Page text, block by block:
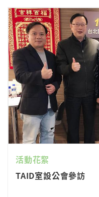
活動花絮
TAID室設公會參訪